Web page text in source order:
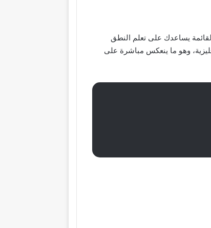
يساعدك على تعلم النطق
وهو ما ينعكس مباشرة على